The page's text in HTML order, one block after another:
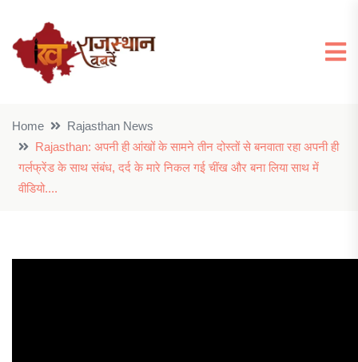
Home
Rajasthan News
Rajasthan: अपनी ही आंखों के सामने तीन दोस्तों से बनवाता रहा अपनी ही
गर्लफ्रेंड के साथ संबंध, दर्द के मारे निकल गई चींख और बना लिया साथ में
वीडियो....